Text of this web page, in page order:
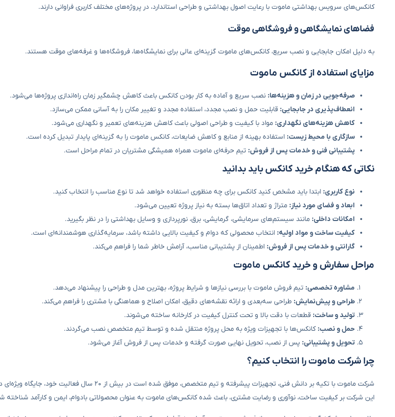
کانکس‌های سرویس بهداشتی ماموت با رعایت اصول بهداشتی و طراحی استاندارد، در پروژه‌های مختلف کاربری فراوانی دارند.
فضاهای نمایشگاهی و فروشگاهی موقت
به دلیل امکان جابجایی و نصب سریع، کانکس‌های ماموت گزینه‌ای عالی برای نمایشگاه‌ها، فروشگاه‌ها و غرفه‌های موقت هستند.
مزایای استفاده از کانکس ماموت
صرفه‌جویی در زمان و هزینه‌ها: نصب سریع و آماده به کار بودن کانکس باعث کاهش چشمگیر زمان راه‌اندازی پروژه‌ها می‌شود.
انعطاف‌پذیری در جابجایی: قابلیت حمل و نصب مجدد، استفاده مجدد و تغییر مکان را به آسانی ممکن می‌سازد.
کاهش هزینه‌های نگهداری: مواد با کیفیت و طراحی اصولی باعث کاهش هزینه‌های تعمیر و نگهداری می‌شود.
سازگاری با محیط زیست: استفاده بهینه از منابع و کاهش ضایعات، کانکس ماموت را به گزینه‌ای پایدار تبدیل کرده است.
پشتیبانی فنی و خدمات پس از فروش: تیم حرفه‌ای ماموت همراه همیشگی مشتریان در تمام مراحل است.
نکاتی که هنگام خرید کانکس باید بدانید
نوع کاربری: ابتدا باید مشخص کنید کانکس برای چه منظوری استفاده خواهد شد تا نوع مناسب را انتخاب کنید.
ابعاد و فضای مورد نیاز: متراژ و تعداد اتاق‌ها بسته به نیاز پروژه تعیین می‌شود.
امکانات داخلی: مانند سیستم‌های سرمایشی، گرمایشی، برق، نورپردازی و وسایل بهداشتی را در نظر بگیرید.
کیفیت ساخت و مواد اولیه: انتخاب محصولی که دوام و کیفیت بالایی داشته باشد، سرمایه‌گذاری هوشمندانه‌ای است.
گارانتی و خدمات پس از فروش: اطمینان از پشتیبانی مناسب، آرامش خاطر شما را فراهم می‌کند.
مراحل سفارش و خرید کانکس ماموت
مشاوره تخصصی: تیم فروش ماموت با بررسی نیازها و شرایط پروژه، بهترین مدل و طراحی را پیشنهاد می‌دهد.
طراحی و پیش‌نمایش: طراحی سه‌بعدی و ارائه نقشه‌های دقیق، امکان اصلاح و هماهنگی با مشتری را فراهم می‌کند.
تولید و ساخت: قطعات با دقت بالا و تحت کنترل کیفیت در کارخانه ساخته می‌شوند.
حمل و نصب: کانکس‌ها با تجهیزات ویژه به محل پروژه منتقل شده و توسط تیم متخصص نصب می‌گردند.
تحویل و پشتیبانی: پس از نصب، تحویل نهایی صورت گرفته و خدمات پس از فروش آغاز می‌شود.
چرا شرکت ماموت را انتخاب کنیم؟
شرکت ماموت با تکیه بر دانش فنی، تجهیزات پیشرفته و تیم متخصص، موفق شده است
این شرکت بر کیفیت ساخت، نوآوری و رضایت مشتری، باعث شده کانکس‌های ماموت به عنوان محصولاتی بادوام، ایمن و کارآمد شناخته